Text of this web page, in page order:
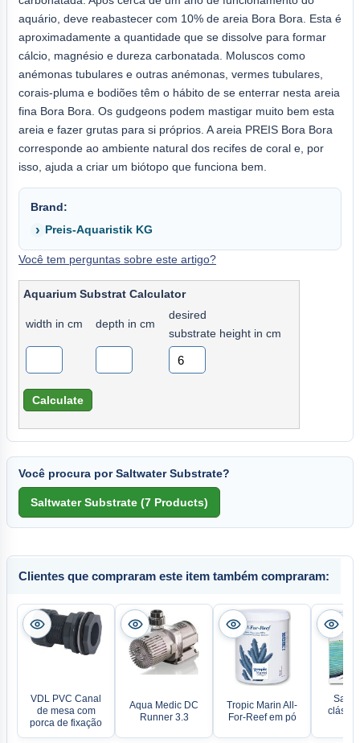
aquário, deve reabastecer com 10% de areia Bora Bora. Esta é
aproximadamente a quantidade que se dissolve para formar
cálcio, magnésio e dureza carbonatada. Moluscos como
anémonas tubulares e outras anémonas, vermes tubulares,
corais-pluma e bodiões têm o hábito de se enterrar nesta areia
fina Bora Bora. Os gudgeons podem mastigar muito bem esta
areia e fazer grutas para si próprios. A areia PREIS Bora Bora
corresponde ao ambiente natural dos recifes de coral e, por
isso, ajuda a criar um biótopo que funciona bem.
Brand:
Preis-Aquaristik KG
Você tem perguntas sobre este artigo?
Aquarium Substrat Calculator
width in cm depth in cm
desired
substrate height in cm
Você procura por Saltwater Substrate?
Clientes que compraram este item também compraram:
VDL PVC Canal
de mesa com
porca de fixação
Aqua Medic DC
Runner 3.3
Tropic Marin All-
For-Reef em pó
Sal